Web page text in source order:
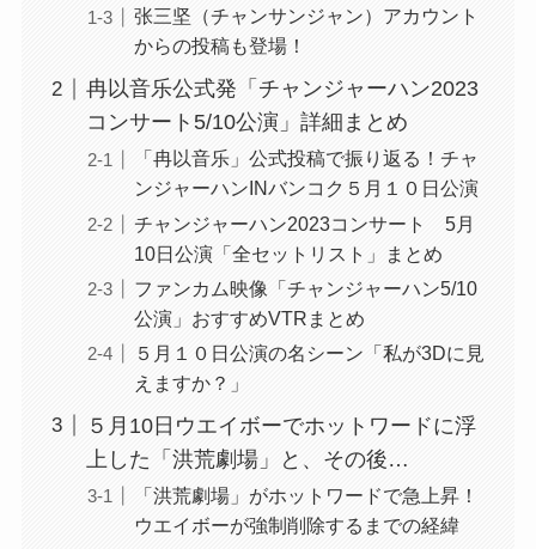
张三坚（チャンサンジャン）アカウント
からの投稿も登場！
冉以音乐公式発「チャンジャーハン2023
コンサート5/10公演」詳細まとめ
「冉以音乐」公式投稿で振り返る！チャ
ンジャーハンINバンコク５月１０日公演
チャンジャーハン2023コンサート 5月
10日公演「全セットリスト」まとめ
ファンカム映像「チャンジャーハン5/10
公演」おすすめVTRまとめ
５月１０日公演の名シーン「私が3Dに見
えますか？」
５月10日ウエイボーでホットワードに浮
上した「洪荒劇場」と、その後…
「洪荒劇場」がホットワードで急上昇！
ウエイボーが強制削除するまでの経緯